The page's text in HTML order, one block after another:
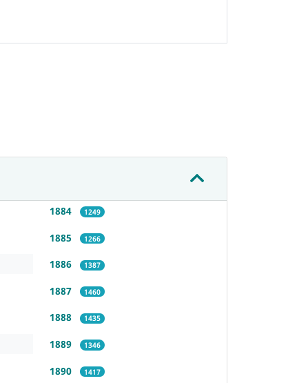
1884 1249
1885 1266
1886 1387
1887 1460
1888 1435
1889 1346
1890 1417